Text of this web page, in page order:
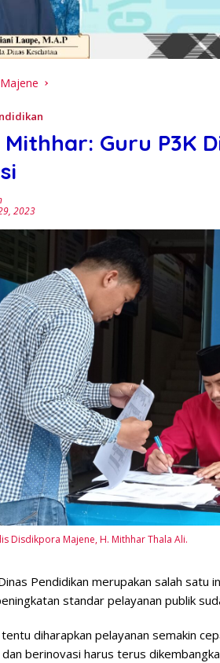
Majene
Mithhar: Guru P3K
2023
Disdikpora Majene, H. Mithhar Thala Ali.
Pendidikan merupakan salah satu
standar pelayanan publik
diharapkan pelayanan semakin
berinovasi harus terus